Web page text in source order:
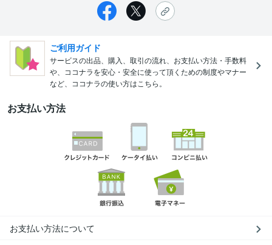
ご利用ガイド
サービスの出品、購入、取引の流れ、お支払い方法・手数料
や、ココナラを安心・安全に使って頂くための制度やマナー
など、ココナラの使い方はこちら。
お支払い方法
お支払い方法について